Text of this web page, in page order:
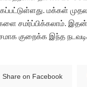
மக்கள்
சமர்ப்பிக்கலாம்.
குறைக்க இந்த
Share on Facebook